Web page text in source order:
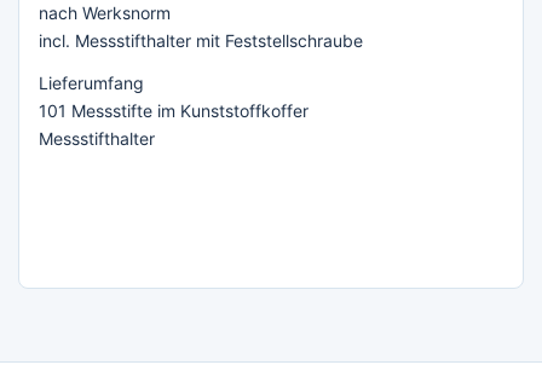
nach Werksnorm
incl. Messstifthalter mit Feststellschraube
Lieferumfang
101 Messstifte im Kunststoffkoffer
Messstifthalter